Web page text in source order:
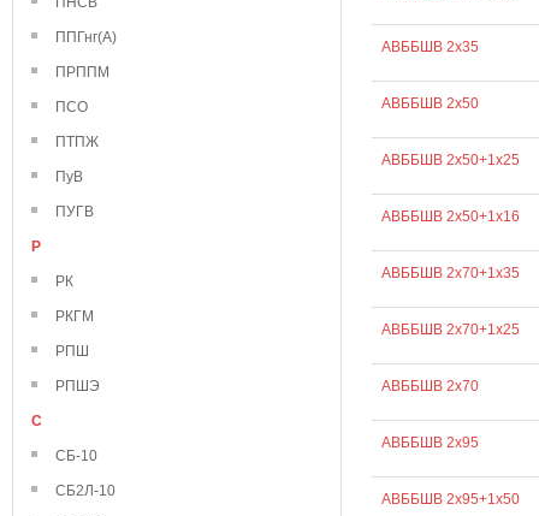
ППГнг(А)
ПРППМ
ПСО
ПТПЖ
ПуВ
ПУГВ
Р
РК
РКГМ
РПШ
РПШЭ
С
СБ-10
СБ2Л-10
АВББШВ 2х35
АВББШВ 2х50
АВББШВ 2х50+1х25
АВББШВ 2х50+1х16
АВББШВ 2х70+1х35
АВББШВ 2х70+1х25
АВББШВ 2х70
АВББШВ 2х95
АВББШВ 2х95+1х50